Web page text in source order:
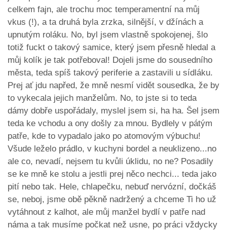
celkem fajn, ale trochu moc temperamentní na můj
vkus (!), a ta druhá byla zrzka, silnější, v džínách a
upnutým roláku. No, byl jsem vlastně spokojenej, šlo
totiž fuckt o takový samice, který jsem přesně hledal a
můj kolík je tak potřeboval! Dojeli jsme do sousedního
města, teda spíš takový periferie a zastavili u sídláku.
Prej ať jdu napřed, že mně nesmí vidět sousedka, že by
to vykecala jejich manželům. No, to jste si to teda
dámy dobře uspořádaly, myslel jsem si, ha ha. Šel jsem
teda ke vchodu a ony došly za mnou. Bydlely v pátým
patře, kde to vypadalo jako po atomovým výbuchu!
Všude leželo prádlo, v kuchyni bordel a neuklizeno...no
ale co, nevadí, nejsem tu kvůli úklidu, no ne? Posadily
se ke mně ke stolu a jestli prej něco nechci... teda jako
pití nebo tak. Hele, chlapečku, nebuď nervózní, dočkáš
se, neboj, jsme obě pěkně nadržený a chceme Ti ho už
vytáhnout z kalhot, ale můj manžel bydlí v patře nad
náma a tak musíme počkat než usne, po práci vždycky